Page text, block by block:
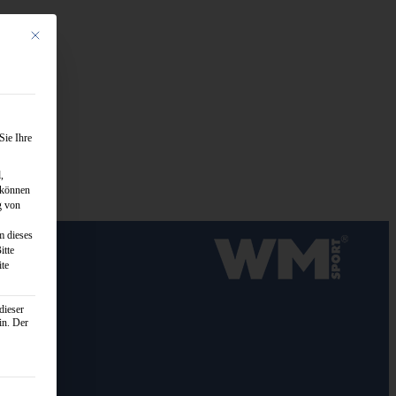
Mit diesem Button wird der Dialog geschlossen. Seine Funktionalität ist identisch mit
Ihre
von
dieses
Der